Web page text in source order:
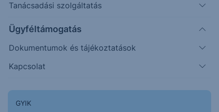
Tanácsadási szolgáltatás
Ügyféltámogatás
Dokumentumok és tájékoztatások
Kapcsolat
GYIK
212.50